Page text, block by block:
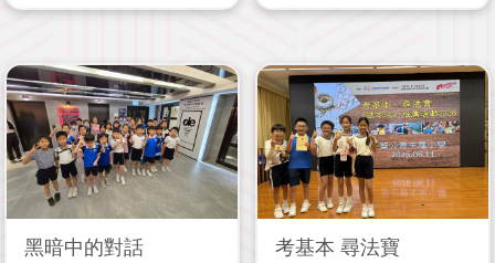
黑暗中的對話 考基本 尋法寶